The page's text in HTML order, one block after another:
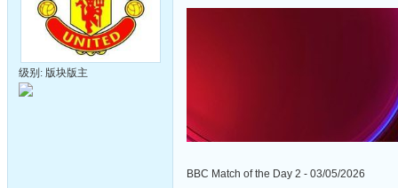
级别: 版块版主
BBC Match of the Day 2 - 03/05/2026